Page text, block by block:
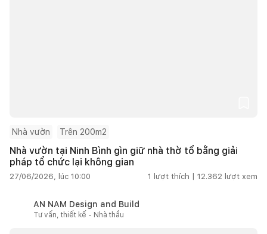
Nhà vườn Trên 200m2
Nhà vườn tại Ninh Bình gìn giữ nhà thờ tổ bằng giải
pháp tổ chức lại không gian
27/06/2026, lúc 10:00 1 lượt thích | 12.362 lượt xem
AN NAM Design and Build
Tư vấn, thiết kế - Nhà thầu